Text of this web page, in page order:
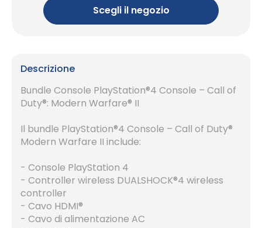
Scegli il negozio
Descrizione
Bundle Console PlayStation®4 Console – Call of
Duty®: Modern Warfare® II
Il bundle PlayStation®4 Console – Call of Duty®
Modern Warfare II include:
- Console PlayStation 4
- Controller wireless DUALSHOCK®4 wireless
controller
- Cavo HDMI®
- Cavo di alimentazione AC